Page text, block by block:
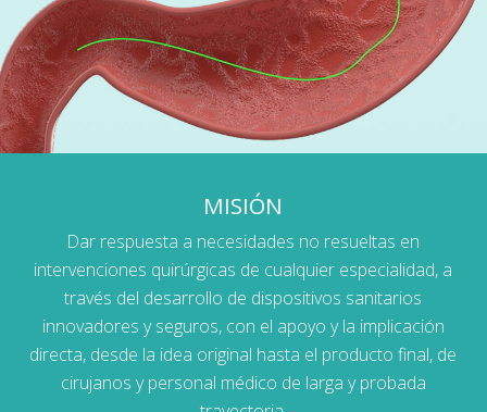
MISIÓN
Dar respuesta a necesidades no resueltas en
intervenciones quirúrgicas de cualquier especialidad, a
través del desarrollo de dispositivos sanitarios
innovadores y seguros, con el apoyo y la implicación
directa, desde la idea original hasta el producto final, de
cirujanos y personal médico de larga y probada